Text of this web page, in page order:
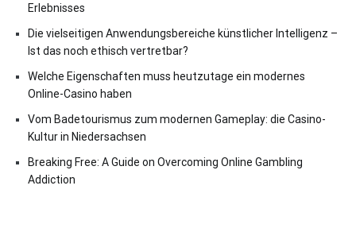
Erlebnisses
Die vielseitigen Anwendungsbereiche künstlicher Intelligenz –
Ist das noch ethisch vertretbar?
Welche Eigenschaften muss heutzutage ein modernes
Online-Casino haben
Vom Badetourismus zum modernen Gameplay: die Casino-
Kultur in Niedersachsen
Breaking Free: A Guide on Overcoming Online Gambling
Addiction